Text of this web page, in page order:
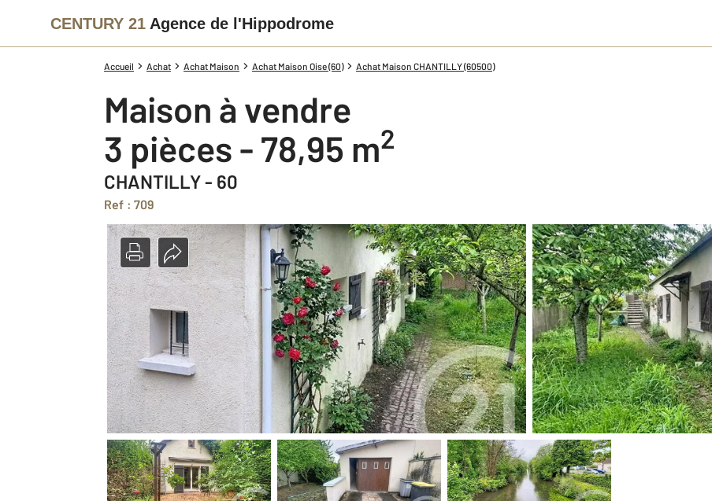
CENTURY 21 Agence de l'Hippodrome
Accueil Achat Achat Maison Achat Maison Oise (60) Achat Maison CHANTILLY (60500)
Maison à vendre
3 pièces - 78,95 m2
CHANTILLY - 60
Ref : 709